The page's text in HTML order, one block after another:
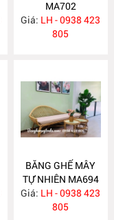
MA702
Giá: LH - 0938 423
805
BĂNG GHẾ MÂY
TỰ NHIÊN MA694
Giá: LH - 0938 423
805